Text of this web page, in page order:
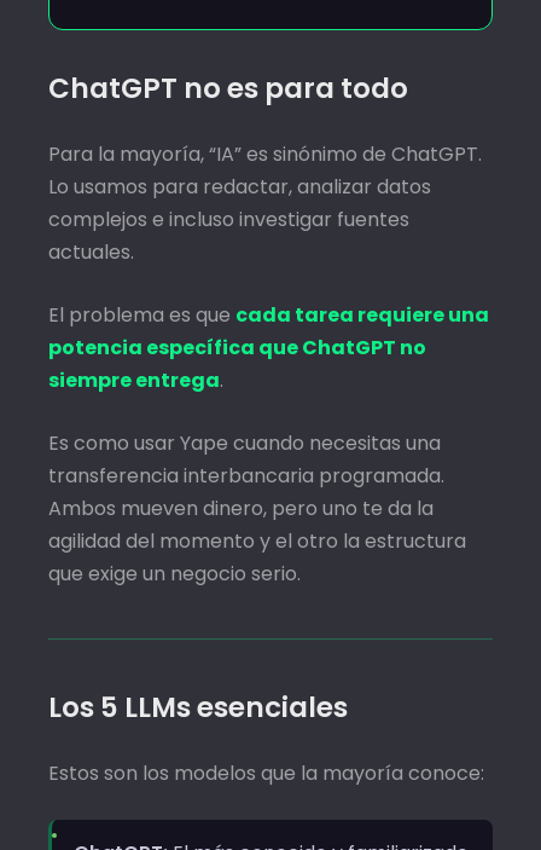
ChatGPT no es para todo
Para la mayoría, “IA” es sinónimo de ChatGPT.
Lo usamos para redactar, analizar datos
complejos e incluso investigar fuentes
actuales.
El problema es que cada tarea requiere una
potencia específica que ChatGPT no
siempre entrega.
Es como usar Yape cuando necesitas una
transferencia interbancaria programada.
Ambos mueven dinero, pero uno te da la
agilidad del momento y el otro la estructura
que exige un negocio serio.
Los 5 LLMs esenciales
Estos son los modelos que la mayoría conoce: